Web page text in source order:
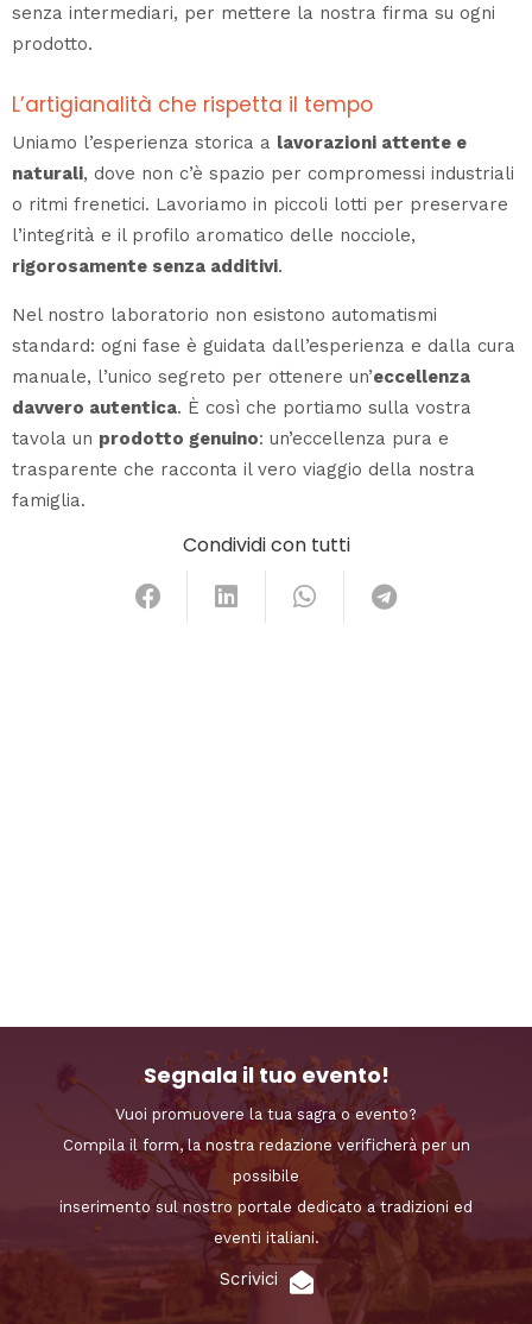
senza intermediari, per mettere la nostra firma su ogni
prodotto.
L’artigianalità che rispetta il tempo
Uniamo l’esperienza storica a lavorazioni attente e
naturali, dove non c’è spazio per compromessi industriali
o ritmi frenetici. Lavoriamo in piccoli lotti per preservare
l’integrità e il profilo aromatico delle nocciole,
rigorosamente senza additivi.
Nel nostro laboratorio non esistono automatismi
standard: ogni fase è guidata dall’esperienza e dalla cura
manuale, l’unico segreto per ottenere un’eccellenza
davvero autentica. È così che portiamo sulla vostra
tavola un prodotto genuino: un’eccellenza pura e
trasparente che racconta il vero viaggio della nostra
famiglia.
Condividi con tutti
Segnala il tuo evento!
Vuoi promuovere la tua sagra o evento?
Compila il form, la nostra redazione verificherà per un
possibile
inserimento sul nostro portale dedicato a tradizioni ed
eventi italiani.
Scrivici